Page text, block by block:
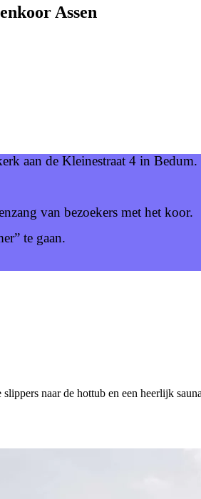
Assen
aan de Kleinestraat 4 in Bedum.
van bezoekers met het koor.
te gaan.
naar de hottub en een heerlijk